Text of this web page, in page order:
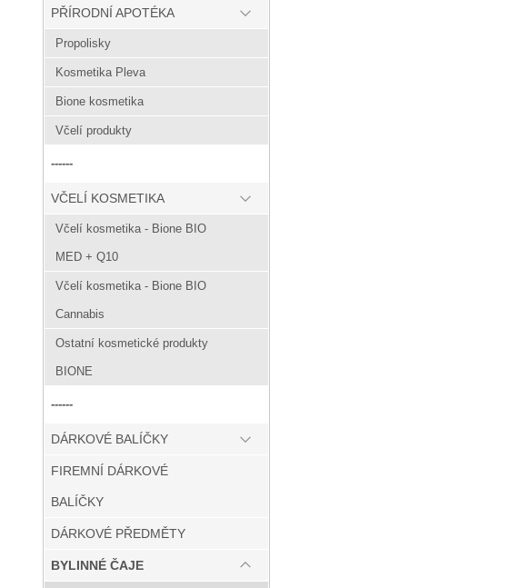
PŘÍRODNÍ APOTÉKA
Propolisky
Kosmetika Pleva
Bione kosmetika
Včelí produkty
------
VČELÍ KOSMETIKA
Včelí kosmetika - Bione BIO
MED + Q10
Včelí kosmetika - Bione BIO
Cannabis
Ostatní kosmetické produkty
BIONE
------
DÁRKOVÉ BALÍČKY
FIREMNÍ DÁRKOVÉ
BALÍČKY
DÁRKOVÉ PŘEDMĚTY
BYLINNÉ ČAJE